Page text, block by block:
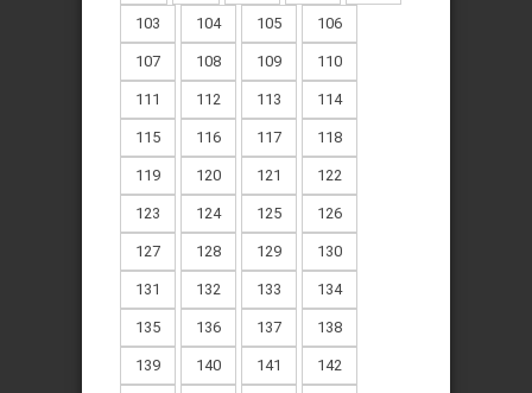
103 104 105 106
107 108 109 110
111 112 113 114
115 116 117 118
119 120 121 122
123 124 125 126
127 128 129 130
131 132 133 134
135 136 137 138
139 140 141 142